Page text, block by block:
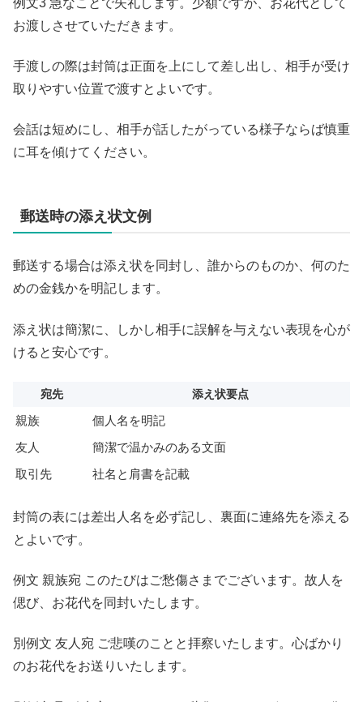
お渡しさせていただきます。
手渡しの際は封筒は正面を上にして差し出し、相手が受け
取りやすい位置で渡すとよいです。
会話は短めにし、相手が話したがっている様子ならば慎重
に耳を傾けてください。
郵送時の添え状文例
郵送する場合は添え状を同封し、誰からのものか、何のた
めの金銭かを明記します。
添え状は簡潔に、しかし相手に誤解を与えない表現を心が
けると安心です。
宛先 添え状要点
親族
個人名を明記
友人
簡潔で温かみのある文面
取引先
社名と肩書を記載
封筒の表には差出人名を必ず記し、裏面に連絡先を添える
とよいです。
例文 親族宛 このたびはご愁傷さまでございます。故人を
偲び、お花代を同封いたします。
別例文 友人宛 ご悲嘆のことと拝察いたします。心ばかり
のお花代をお送りいたします。